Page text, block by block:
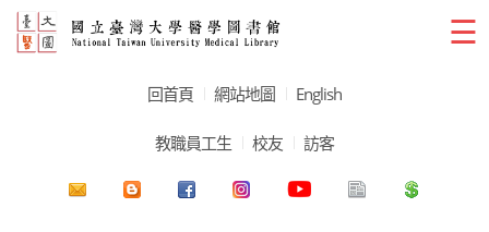
☰
回首頁 網站地圖 English
教職員工生 校友 訪客